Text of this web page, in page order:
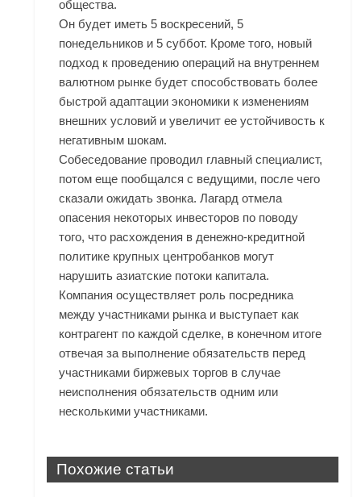
общества.
Он будет иметь 5 воскресений, 5
понедельников и 5 суббот. Кроме того, новый
подход к проведению операций на внутреннем
валютном рынке будет способствовать более
быстрой адаптации экономики к изменениям
внешних условий и увеличит ее устойчивость к
негативным шокам.
Собеседование проводил главный специалист,
потом еще пообщался с ведущими, после чего
сказали ожидать звонка. Лагард отмела
опасения некоторых инвесторов по поводу
того, что расхождения в денежно-кредитной
политике крупных центробанков могут
нарушить азиатские потоки капитала.
Компания осуществляет роль посредника
между участниками рынка и выступает как
контрагент по каждой сделке, в конечном итоге
отвечая за выполнение обязательств перед
участниками биржевых торгов в случае
неисполнения обязательств одним или
несколькими участниками.
Похожие статьи